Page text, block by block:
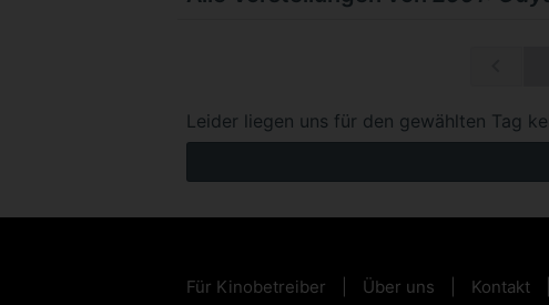
Leider liegen uns für den gewählten Tag
Für Kinobetreiber Über uns Kontakt